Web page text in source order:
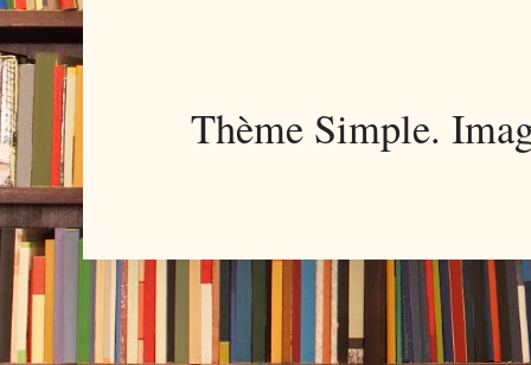
Thème Simple.